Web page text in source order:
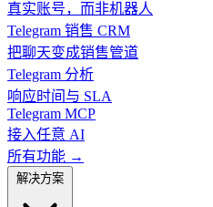
真实账号，而非机器人
Telegram 销售 CRM
把聊天变成销售管道
Telegram 分析
响应时间与 SLA
Telegram MCP
接入任意 AI
所有功能 →
解决方案